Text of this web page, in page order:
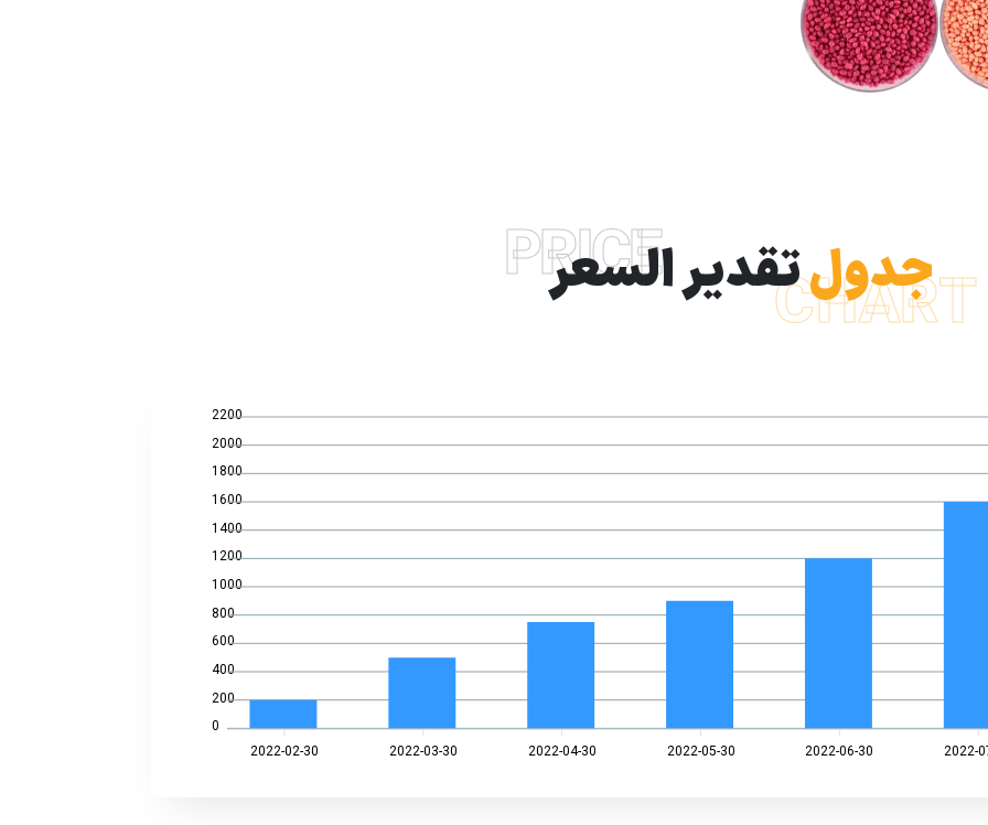
PRICE جدولتقدير السعرCHART
2200
2000
1800
1600
1400
1200
1000
800
600
400
200
0
2022-02-30
2022-03-30 2022-04-30 2022-05-30 2022-06-30 2022-